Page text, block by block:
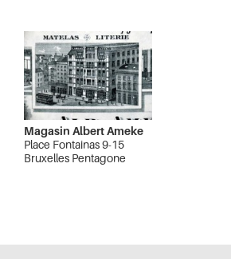
Magasin Albert Ameke
Place Fontainas 9-15
Bruxelles Pentagone